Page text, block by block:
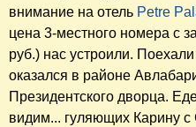
внимание на отель Petre
цена 3-местного номера с
руб.) нас устроили.
оказался в районе
Президентского дворца.
видим... гуляющих Карину